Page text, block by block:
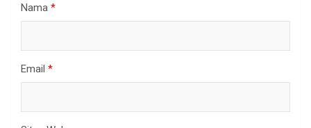
Nama *
Email *